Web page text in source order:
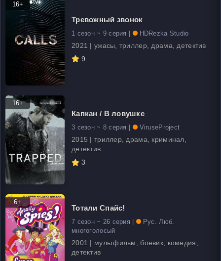
16+
Тревожный звонок
1 сезон ~ 9 серия | HDRezka Studio
2021 | ужасы, триллер, драма, детектив
9
16+
Капкан / В ловушке
3 сезон ~ 8 серия | ViruseProject
2015 | триллер, драма, криминал,
детектив
3
6+
Тотали Спайс!
7 сезон ~ 26 серия |
Рус. Люб.
многоголосый
2001 | мультфильм, боевик, комедия,
детектив